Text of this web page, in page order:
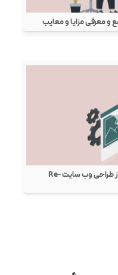
معرفی مزایا و معایب
ریدیزاین سایت چیست؟ راهنمای جامع باز طراحی وب سایت Re-